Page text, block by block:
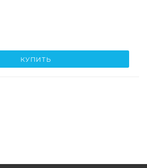
КУПИТЬ